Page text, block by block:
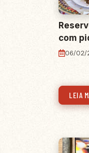
com
06/02/
LEIA